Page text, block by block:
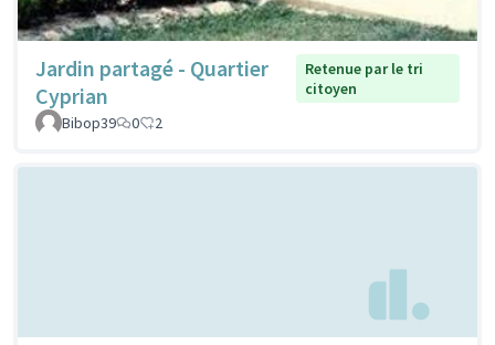
Jardin partagé - Quartier
Cyprian
Retenue par le tri
citoyen
Bibop39
0 2